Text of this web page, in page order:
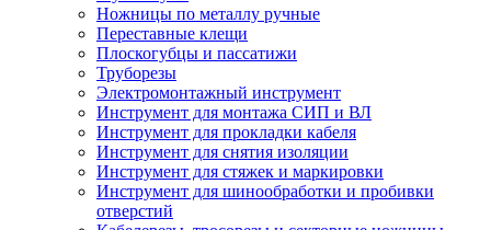
Ножницы по металлу ручные
Переставные клещи
Плоскогубцы и пассатижи
Труборезы
Электромонтажный инструмент
Инструмент для монтажа СИП и ВЛ
Инструмент для прокладки кабеля
Инструмент для снятия изоляции
Инструмент для стяжек и маркировки
Инструмент для шинообработки и пробивки
отверстий